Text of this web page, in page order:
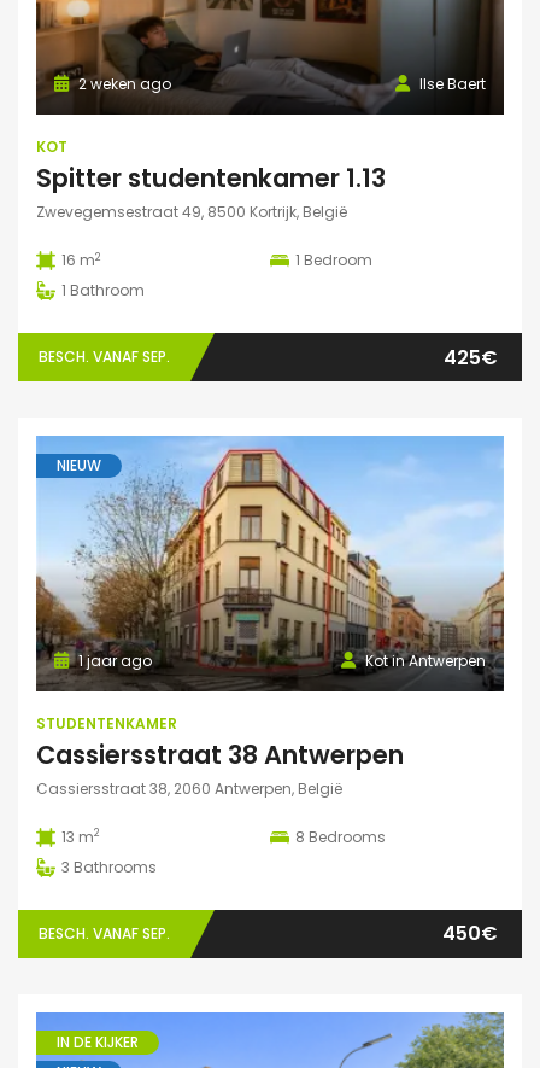
Ilse Baert
2 weken ago
KOT
Spitter studentenkamer 1.13
Zwevegemsestraat 49, 8500 Kortrijk, België
16 m2 1 Bedroom
1 Bathroom
BESCH. VANAF SEP. 425€
NIEUW
Kot in Antwerpen
1 jaar ago
STUDENTENKAMER
Cassiersstraat 38 Antwerpen
Cassiersstraat 38, 2060 Antwerpen, België
13 m2 8 Bedrooms
3 Bathrooms
BESCH. VANAF SEP. 450€
IN DE KIJKER